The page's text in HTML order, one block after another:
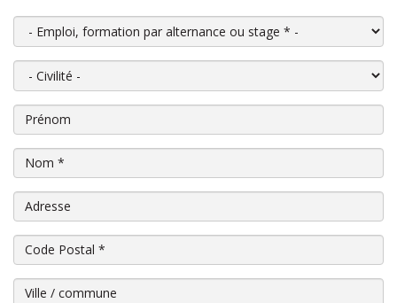
Emploi, formation par alternance ou stage*
Civilité
Prénom
Nom*
Adresse
Code Postal*
Ville / commune